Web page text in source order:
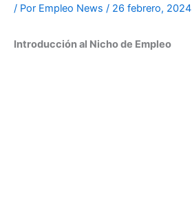
/ Por Empleo News / 26 febrero, 2024
Introducción al Nicho de Empleo